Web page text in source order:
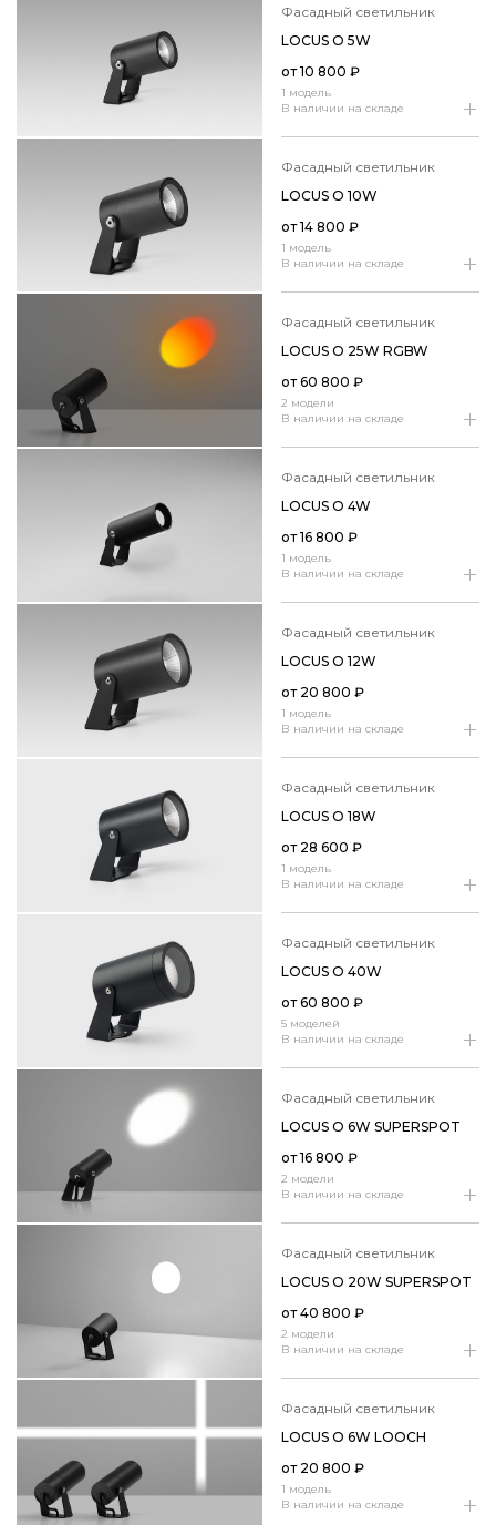
фасадный светильник
1 модель
В наличии на складе
LOCUS O 5W
от10 800 ₽
фасадный светильник
1 модель
В наличии на складе
LOCUS O 10W
от14 800 ₽
фасадный светильник
2 модели
В наличии на складе
LOCUS O 25W RGBW
от60 800 ₽
фасадный светильник
1 модель
В наличии на складе
LOCUS O 4W
от16 800 ₽
фасадный светильник
1 модель
В наличии на складе
LOCUS O 12W
от 20 800 ₽
фасадный светильник
1 модель
В наличии на складе
LOCUS O 18W
от 28 600 ₽
фасадный светильник
5 моделей
В наличии на складе
LOCUS O 40W
от60 800 ₽
фасадный светильник
2 модели
В наличии на складе
LOCUS O 6W SUPERSPOT
от16 800 ₽
фасадный светильник
2 модели
В наличии на складе
LOCUS O 20W SUPERSPOT
от40 800 ₽
фасадный светильник
1 модель
В наличии на складе
LOCUS O 6W LOOCH
от 20 800 ₽